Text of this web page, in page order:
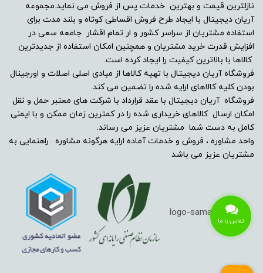
نازلترین قیمت و بهترین خدمات پس از فروش می نماید.مجموعه
آریان دیجیتال با ایجاد طرح فروش اقساطی کوتاه و بلند مدت برای
استفاده مشتریان از سراسر کشور و ار تمام اقشار جامعه سعی در
افزایش قدرت خرید مشتریان و همچنین امکان استفاده از جدیدترین
کالاها با بالاترین کیفیت را ایجاد کرده است.
فروشگاه آریان دیجیتال با تهیه کالاها از مبادی اصلی اصلات و اورجینال
بودن کلیه کالاهای ارایه شده را تضمین می کند.
فروشگاه آریان دیجیتال با عقد قرارداد با شرکت های معتبر حمل و نقل
امکان ارسال کالاهای خریداری شده را در کمترین زمان ممکن و با ایمنی
کامل به دست شما مشتریان عزیز می رساند.
واحد مشاوره ، فروش و خدمات آماده ارایه هرگونه مشاوره . راهنمایی به
مشتریان عزیز می باشد
تماس با ما